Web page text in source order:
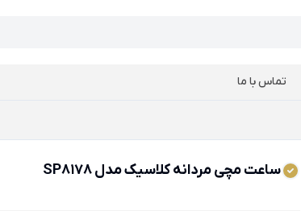
تماس با ما
ساعت مچی مردانه کلاسیک مدل SP8178